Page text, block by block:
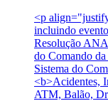
<p
incluindo
Resolução
do Comando
Sistema do
<b>Acidentes,
ATM, Balão,